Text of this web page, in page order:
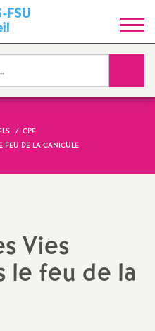
-FSU
y
n
d
i
a
t
CPE
FEU DE LA CANICULE
Vies
le feu de la